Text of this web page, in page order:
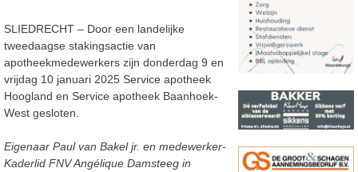
SLIEDRECHT – Door een landelijke
tweedaagse stakingsactie van
apotheekmedewerkers zijn donderdag 9 en
vrijdag 10 januari 2025 Service apotheek
Hoogland en Service apotheek Baanhoek-
West gesloten.
Eigenaar Paul van Bakel jr. en medewerker-
Kaderlid FNV Angélique Damsteeg in